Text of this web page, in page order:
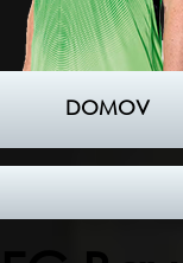
DOMOV